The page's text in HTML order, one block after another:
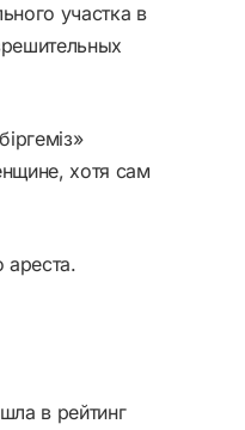
участка в
хотя сам
в рейтинг